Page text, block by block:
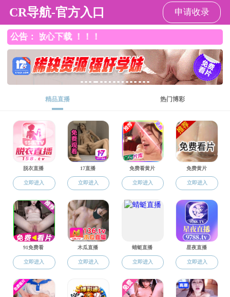
学生工作网 通知公告
公
今年是
进“清廉
社承办的
本次大赛
20件、三
公示期